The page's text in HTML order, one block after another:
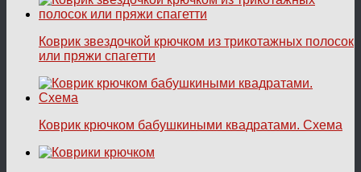
Коврик звездочкой крючком из трикотажных полосок
или пряжи спагетти
Коврик крючком бабушкиными квадратами. Схема